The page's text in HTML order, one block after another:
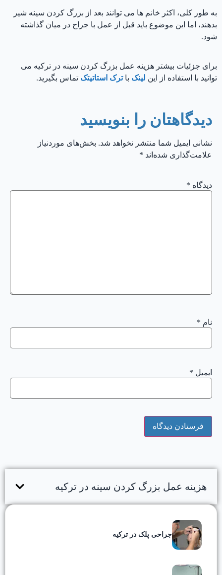
به طور کلی، اکثر خانم ها می توانند بعد از بزرگ کردن سینه شیر
بدهند، اما این موضوع باید قبل از عمل با جراح در میان گذاشته
شود.
برای جزئیات بیشتر هزینه عمل بزرگ کردن سینه در ترکیه می
توانید با استفاده از این لینک باترک استاتيتک تماس بگیرید.
دیدگاهتان را بنویسید
نشانی ایمیل شما منتشر نخواهد شد. بخش‌های موردنیاز
علامت‌گذاری شده‌اند *
دیدگاه *
نام *
ایمیل *
هزینه عمل بزرگ کردن سینه در ترکیه
جراحی پلک در ترکیه